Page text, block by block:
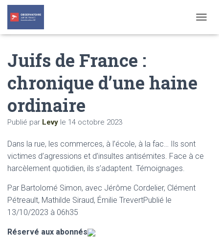
O
O
Juifs de France :
chronique d’une haine
ordinaire
Publié par Levy le 14 octobre 2023
Dans la rue, les commerces, à l’école, à la fac… Ils sont
victimes d’agressions et d’insultes antisémites. Face à ce
harcèlement quotidien, ils s’adaptent. Témoignages.
Par Bartolomé Simon, avec Jérôme Cordelier, Clément
Pétreault, Mathilde Siraud, Émilie TrevertPublié le
13/10/2023 à 06h35
Réservé aux abonnés